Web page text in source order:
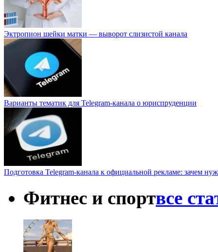
Эктропион шейки матки — выворот слизистой канала
Варианты тематик для Telegram-канала о юриспруденции
Подготовка Telegram-канала к официальной рекламе: зачем
Фитнес и спортвсе